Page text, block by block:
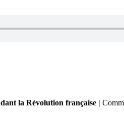
la Révolution française |